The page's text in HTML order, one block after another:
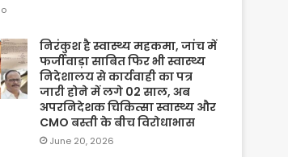
निरंकुश है स्वास्थ्य महकमा, जांच में
फर्जीवाड़ा साबित फिर भी स्वास्थ्य
निदेशालय से कार्यवाही का पत्र
जारी होने में लगे 02 साल, अब
अपरनिदेशक चिकित्सा स्वास्थ्य और
CMO बस्ती के बीच विरोधाभास
June 20, 2026